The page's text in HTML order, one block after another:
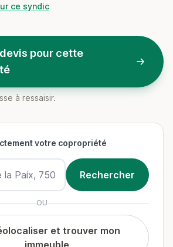
ce syndic
pour cette
à ressaisir.
votre copropriété
OU
et trouver mon
immeuble